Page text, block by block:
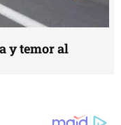
y temor al